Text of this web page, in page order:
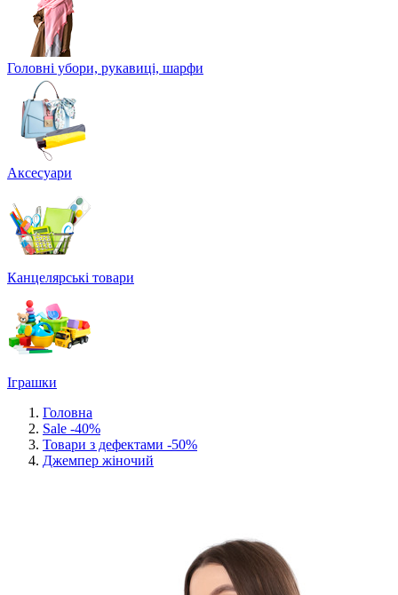
Головні убори, рукавиці, шарфи
Аксесуари
Канцелярські товари
Іграшки
Головна
Sale -40%
Товари з дефектами -50%
Джемпер жіночий